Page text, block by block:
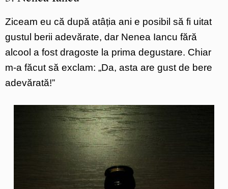
Ziceam eu că după atâția ani e posibil să fi uitat
gustul berii adevărate, dar Nenea Iancu fără
alcool a fost dragoste la prima degustare. Chiar
m-a făcut să exclam: „Da, asta are gust de bere
adevărată!”